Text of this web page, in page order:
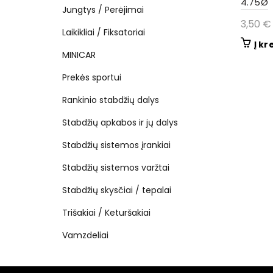
3,50 €
Į
Jungtys / Perėjimai
Laikikliai / Fiksatoriai
MINICAR
Prekės sportui
Rankinio stabdžių dalys
Stabdžių apkabos ir jų dalys
Stabdžių sistemos įrankiai
Stabdžių sistemos varžtai
Stabdžių skysčiai / tepalai
Trišakiai / Keturšakiai
Vamzdeliai